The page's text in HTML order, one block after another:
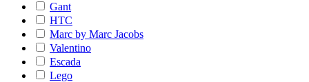
Gant
HTC
Marc by Marc Jacobs
Valentino
Escada
Lego